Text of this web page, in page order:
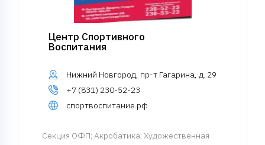
Центр Спортивного
Воспитания
Нижний Новгород, пр-т Гагарина, д. 29
+7 (831) 230-52-23
спортвоспитание.рф
Cекция ОФП; Акробатика; Художественная